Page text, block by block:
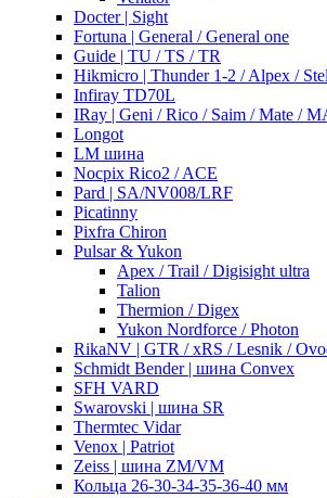
Docter | Sight
Fortuna | General / General one
Guide | TU / TS / TR
Hikmicro | Thunder 1-2 / Alpex /
Infiray TD70L
IRay | Geni / Rico / Saim / Mate /
Longot
LM шина
Nocpix Rico2 / ACE
Pard | SA/NV008/LRF
Picatinny
Pixfra Chiron
Pulsar & Yukon
Apex / Trail / Digisight ultra
Talion
Thermion / Digex
Yukon Nordforce / Photon
RikaNV | GTR / xRS / Lesnik /
Schmidt Bender | шина Convex
SFH VARD
Swarovski | шина SR
Thermtec Vidar
Venox | Patriot
Zeiss | шина ZM/VM
Кольца 26-30-34-35-36-40 мм